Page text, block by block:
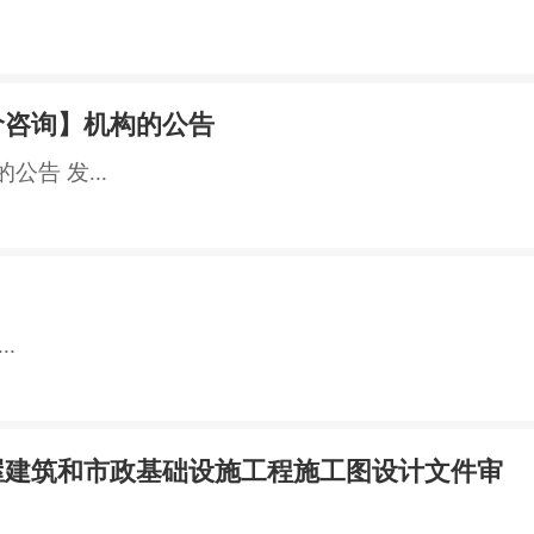
询】机构的公告
公告 发...
筑和市政基础设施工程施工图设计文件审